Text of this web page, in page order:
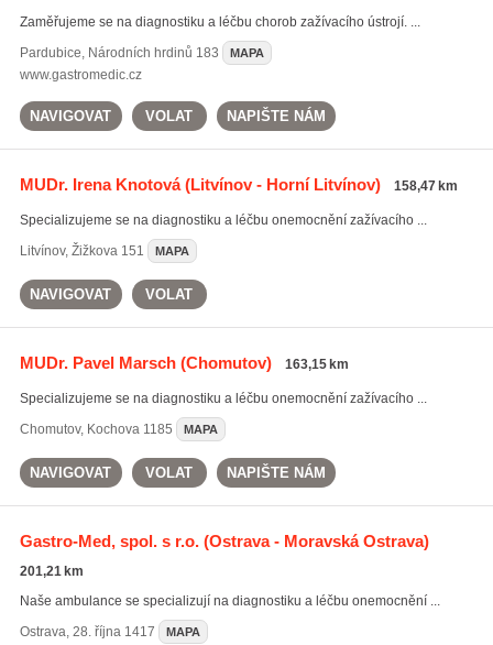
Zaměřujeme se na diagnostiku a léčbu chorob zažívacího ústrojí. ...
Pardubice, Národních hrdinů 183 MAPA
www.gastromedic.cz
NAVIGOVAT VOLAT NAPIŠTE NÁM
MUDr. Irena Knotová(Litvínov - Horní Litvínov) 158,47 km
Specializujeme se na diagnostiku a léčbu onemocnění zažívacího ...
Litvínov, Žižkova 151 MAPA
NAVIGOVAT VOLAT
MUDr. Pavel Marsch(Chomutov) 163,15 km
Specializujeme se na diagnostiku a léčbu onemocnění zažívacího ...
Chomutov, Kochova 1185 MAPA
NAVIGOVAT VOLAT NAPIŠTE NÁM
Gastro-Med, spol. s r.o.(Ostrava - Moravská Ostrava)
201,21 km
Naše ambulance se specializují na diagnostiku a léčbu onemocnění ...
Ostrava, 28. října 1417 MAPA